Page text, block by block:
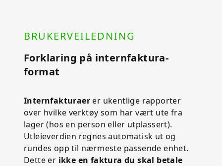
BRUKERVEILEDNING
Forklaring på internfaktura-
format
Internfakturaer er ukentlige rapporter
over hvilke verktøy som har vært ute fra
lager (hos en person eller utplassert).
Utleieverdien regnes automatisk ut og
rundes opp til nærmeste passende enhet.
Dette er ikke en faktura du skal betale